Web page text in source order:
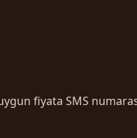
fiyata SMS